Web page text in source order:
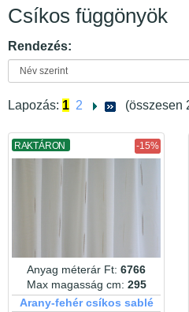
Csíkos függönyök
Rendezés:
Lapozás: 1 2 (összesen
RAKTÁRON -15%
Anyag méterár Ft: 6766
Max magasság cm: 295
Arany-fehér csíkos sablé